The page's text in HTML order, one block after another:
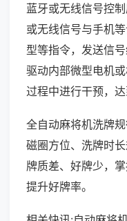
蓝牙或无线信号控
或无线信号与手机
型等指令，发送信
驱动内部微型电机
过程中进行干预，达
全自动麻将机洗牌
磁圈方位、洗牌时
牌质差、好牌少，
提升好牌率。